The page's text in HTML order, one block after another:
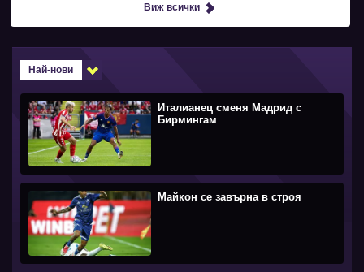
Виж всички
Най-нови
Италианец сменя Мадрид с
Бирмингам
Майкон се завърна в строя